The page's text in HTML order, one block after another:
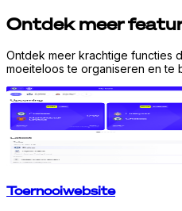
Ontdek meer
Ontdek meer krachtige functies
moeiteloos te organiseren en te
Toernooiwebsite